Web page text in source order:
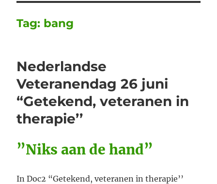
Tag: bang
Nederlandse
Veteranendag 26 juni
“Getekend, veteranen in
therapie’’
”Niks aan de hand”
In Doc2 “Getekend, veteranen in therapie’’